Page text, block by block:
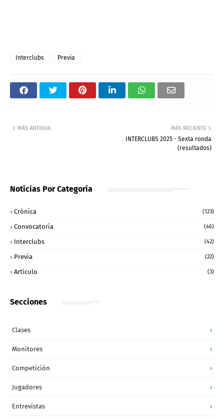
Interclubs Previa
MÁS RECIENTE
INTERCLUBS 2025 - Sexta ronda
(resultados)
MÁS ANTIGUA
Noticias Por Categoría
Crónica (123)
Convocatoria (46)
Interclubs (42)
Previa (22)
Artículo (3)
Secciones
Clases ›
Monitores ›
Competición ›
Jugadores ›
Entrevistas ›